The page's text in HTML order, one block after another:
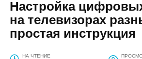
Настройка
на телевизорах
простая инструкция
НА ЧТЕНИЕ